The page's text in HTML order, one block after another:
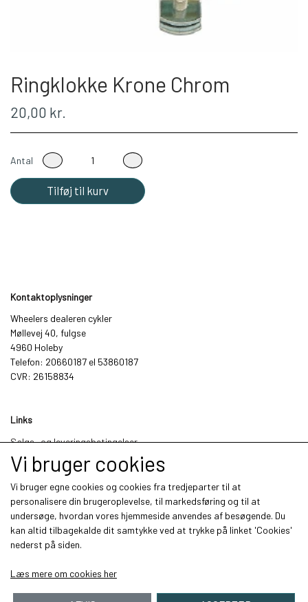
Ringklokke Krone Chrom
20,00 kr.
Antal
Tilføj til kurv
Kontaktoplysninger
Wheelers dealeren cykler
Møllevej 40, fulgse
4960 Holeby
Telefon: 20660187 el 53860187
CVR: 26158834
Links
Salgs- og leveringsbetingelser
Cookies
Fortrydelse og reklamation
Kunde login
Om os
Kontakt
Vi bruger cookies
Vi bruger egne cookies og cookies fra tredjeparter til at
personalisere din brugeroplevelse, til markedsføring og til at
undersøge, hvordan vores hjemmeside anvendes af besøgende. Du
kan altid tilbagekalde dit samtykke ved at trykke på linket 'Cookies'
nederst på siden.
Læs mere om cookies her